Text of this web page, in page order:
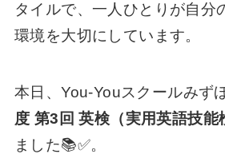
タイルで、一人ひとりが自分
環境を大切にしています。
本日、You-Youスクールみず
度 第3回 英検（実用英語技能
ました📚✅。